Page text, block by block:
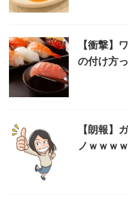
【衝撃】
の付け方
【朗報】
ノｗｗｗ